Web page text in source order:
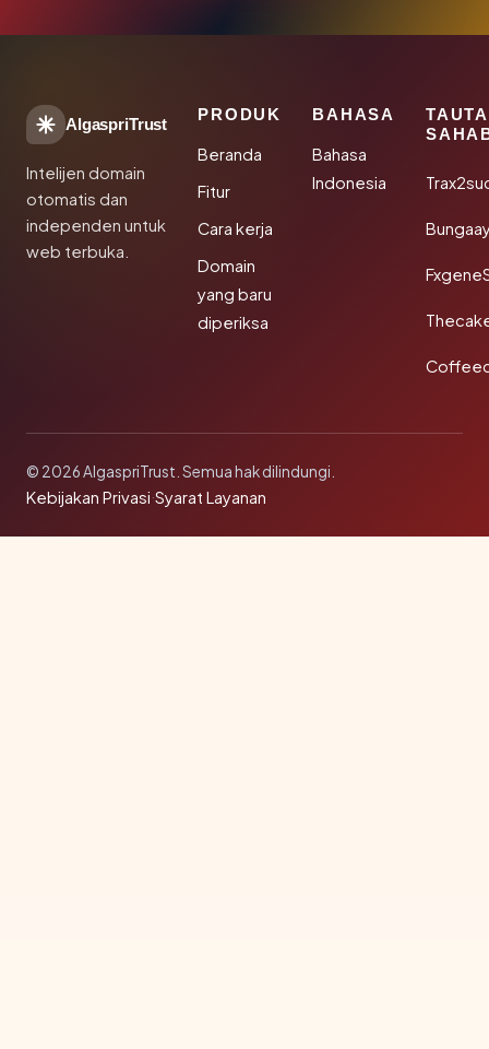
AlgaspriTrust
Intelijen domain
otomatis dan
independen untuk
web terbuka.
PRODUK
Beranda
Fitur
Cara kerja
Domain
yang baru
diperiksa
BAHASA
Bahasa
Indonesia
© 2026 AlgaspriTrust. Semua hak dilindungi.
Kebijakan Privasi·Syarat Layanan